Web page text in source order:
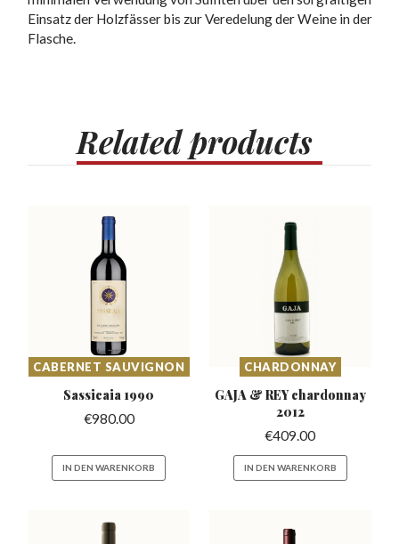
Einsatz der Holzfässer bis zur Veredelung der Weine in der
Flasche.
Relatedproducts
CABERNET SAUVIGNON
Sassicaia 1990
€980.00
IN DEN WARENKORB
CHARDONNAY
GAJA & REY chardonnay
2012
€409.00
IN DEN WARENKORB